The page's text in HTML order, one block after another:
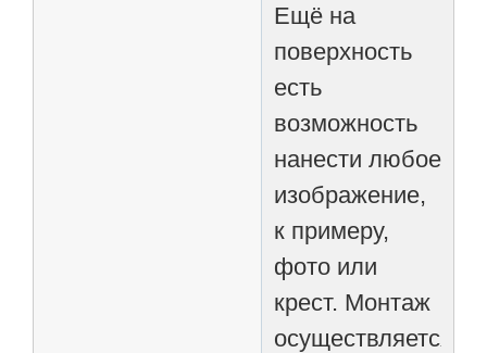
Ещё на
поверхность
есть
возможность
нанести любое
изображение,
к примеру,
фото или
крест. Монтаж
осуществляется